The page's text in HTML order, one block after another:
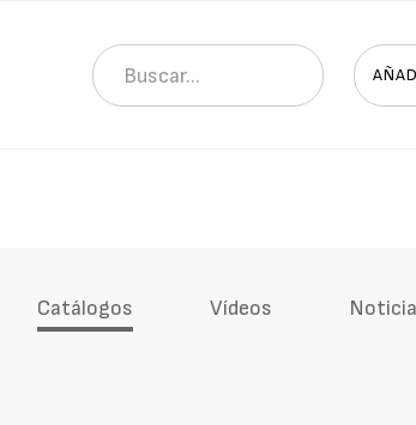
Catálogos Vídeos